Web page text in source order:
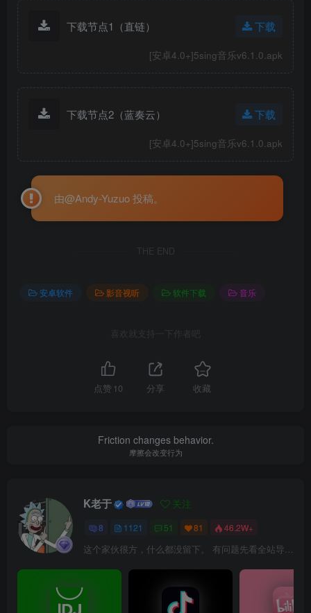
下载节点1（直链） 下载
[安卓4.0+]5sing音乐v6.1.0.apk
下载节点2（蓝奏云） 下载
[安卓4.0+]5sing音乐v6.1.0.apk
由@Andy-Yuzuo 投稿。
THE END
安卓软件 影音视听 软件下载 音乐
喜欢就支持一下作者吧
点赞 10 分享 收藏
Friction changes behavior.
摩擦会改变行为
K老于 关注
8 1121 51 81 46.2W+
这个家伙很方，什么都没留下。 有问题先看全站导航页，解决不了再@我！